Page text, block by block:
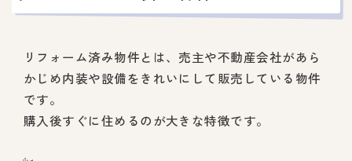
リフォーム済み物件とは、売主や不動産会社があら
かじめ内装や設備をきれいにして販売している物件
です。
購入後すぐに住めるのが大きな特徴です。